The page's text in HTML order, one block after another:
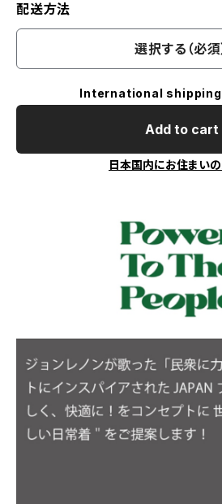
配送方法
選択する（必須
International
Add to cart
日本国内にお住まい